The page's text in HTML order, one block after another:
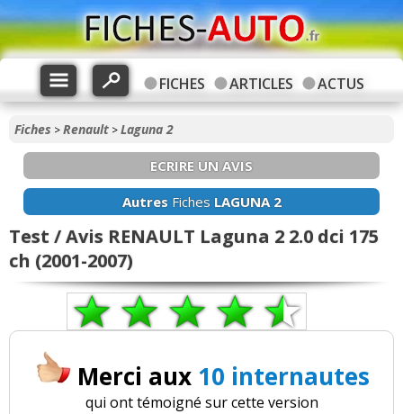
FICHES ARTICLES ACTUS
Fiches >Renault >Laguna 2
ECRIRE UN AVIS
AutresFiches LAGUNA 2
Test / Avis RENAULT Laguna 2 2.0 dci 175
ch (2001-2007)
Merci aux 10 internautes
qui ont témoigné sur cette version